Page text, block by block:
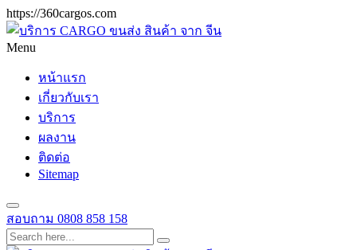
https://360cargos.com
Menu
หน้าแรก
เกี่ยวกับเรา
บริการ
ผลงาน
ติดต่อ
Sitemap
สอบถาม 0808 858 158